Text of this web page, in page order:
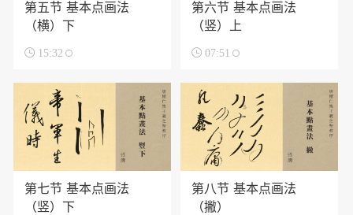
第五节 基本点画法
（横）下
 15:32
第六节 基本点画法
（竖）上
 07:51
第七节 基本点画法
（竖）下
第八节 基本点画法
（撇）